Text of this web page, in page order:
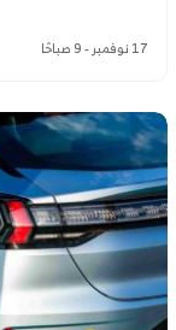
17 نوفمبر - 9 صباحًا